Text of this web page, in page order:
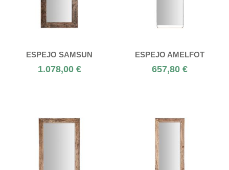
ESPEJO SAMSUN
1.078,00 €
ESPEJO AMELFOT
657,80 €